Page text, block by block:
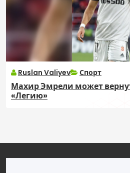
Ruslan Valiyev Спорт
Махир Эмрели может
«Легию»